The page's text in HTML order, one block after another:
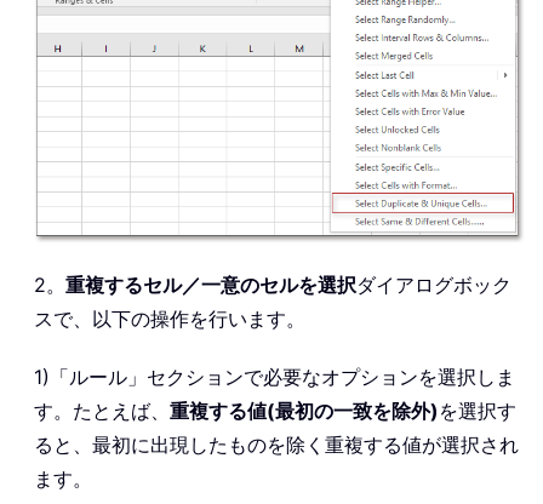
2。 重複するセル／一意のセルを選択ダイアログボック
スで、以下の操作を行います。
1)「ルール」セクションで必要なオプションを選択しま
す。たとえば、 重複する値(最初の一致を除外) を選択す
ると、最初に出現したものを除く重複する値が選択され
ます。